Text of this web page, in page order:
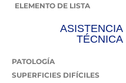
ELEMENTO DE LISTA
ASISTENCIA
TÉCNICA
PATOLOGÍA
SUPERFICIES DIFÍCILES